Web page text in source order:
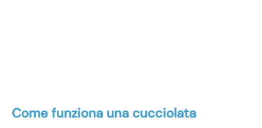
Come funziona una cucciolata